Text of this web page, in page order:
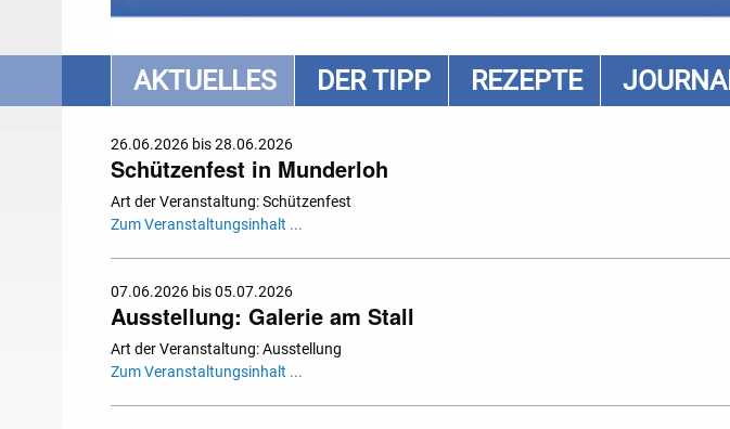
AKTUELLES DER TIPP REZEPTE
26.06.2026 bis 28.06.2026
Schützenfest in Munderloh
Art der Veranstaltung: Schützenfest
Zum Veranstaltungsinhalt ...
07.06.2026 bis 05.07.2026
Ausstellung: Galerie am Stall
Art der Veranstaltung: Ausstellung
Zum Veranstaltungsinhalt ...